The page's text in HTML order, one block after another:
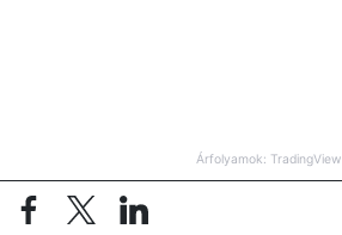
Árfolyamok: TradingView